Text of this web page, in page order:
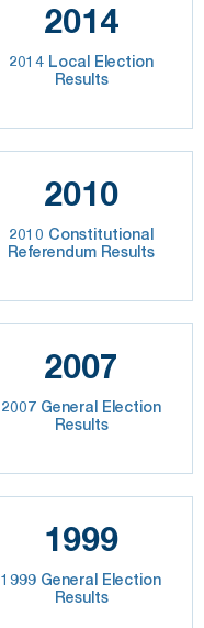
2014
2014 Local Election
Results
2010
2010 Constitutional
Referendum Results
2007
2007 General Election
Results
1999
1999 General Election
Results